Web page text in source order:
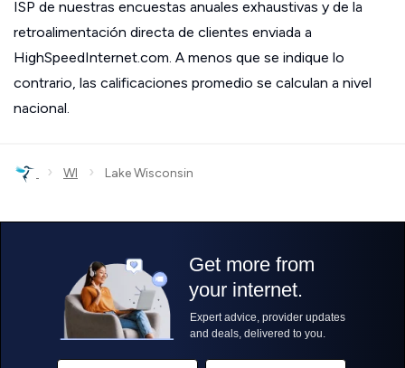
ISP de nuestras encuestas anuales exhaustivas y de la
retroalimentación directa de clientes enviada a
HighSpeedInternet.com. A menos que se indique lo
contrario, las calificaciones promedio se calculan a nivel
nacional.
› WI › Lake Wisconsin